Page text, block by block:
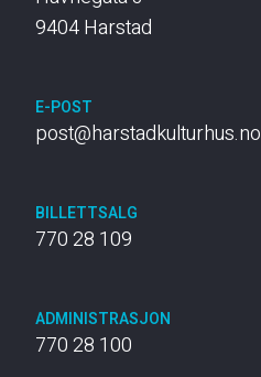
9404 Harstad
E-POST
post@harstadkulturhus.no
BILLETTSALG
770 28 109
ADMINISTRASJON
770 28 100